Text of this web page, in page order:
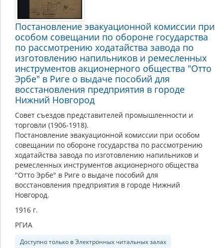
Постановление эвакуационной комиссии при
особом совещании по обороне государства
по рассмотрению ходатайства завода по
изготовлению напильников и ремесленных
инструментов акционерного общества "Отто
Эрбе" в Риге о выдаче пособий для
восстановления предприятия в городе
Нижний Новгород
Совет съездов представителей промышленности и
торговли (1906-1918).
Постановление эвакуационной комиссии при особом
совещании по обороне государства по рассмотрению
ходатайства завода по изготовлению напильников и
ремесленных инструментов акционерного общества
"Отто Эрбе" в Риге о выдаче пособий для
восстановления предприятия в городе Нижний
Новгород.
1916 г.
РГИА
Доступно только в Электронных читальных залах